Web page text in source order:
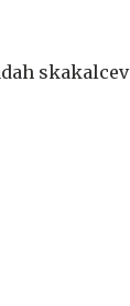
skakalcev